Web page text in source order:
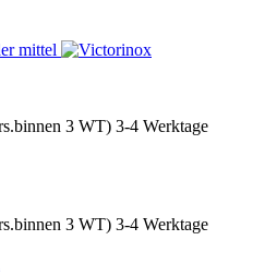
3-4 Werktage
3-4 Werktage